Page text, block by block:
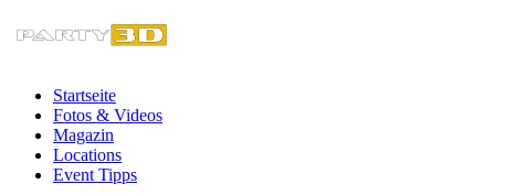
Inhalt
Startseite
Fotos & Videos
Magazin
Locations
Event Tipps